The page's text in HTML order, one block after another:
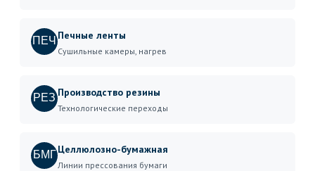
ПЕЧ Печные ленты
Сушильные камеры, нагрев
РЕЗ Производство резины
Технологические переходы
БМГЦеллюлозно-бумажная
Линии прессования бумаги